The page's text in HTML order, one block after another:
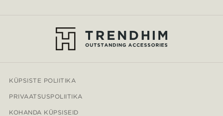
KÜPSISTE POLIITIKA
PRIVAATSUSPOLIITIKA
KOHANDA KÜPSISEID